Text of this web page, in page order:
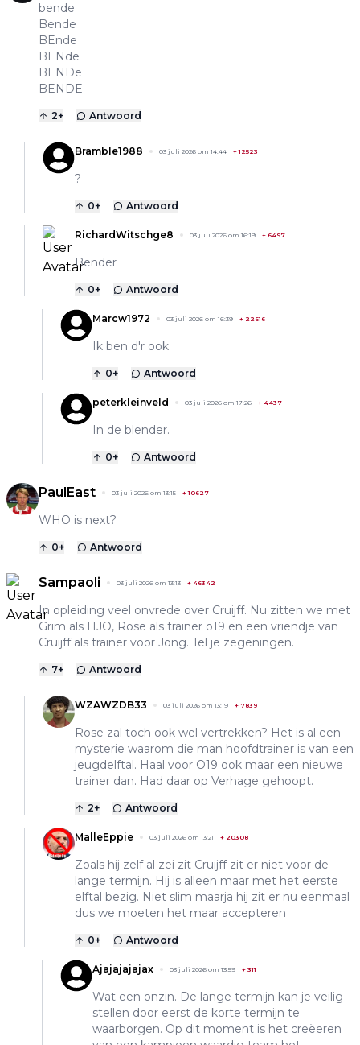
bende
Bende
BEnde
BENde
BENDe
BENDE
2+ Antwoord
Bramble1988 03 juli 2026 om 14:44 +12523
?
0+ Antwoord
RichardWitschge8 03 juli 2026 om 16:19 + 6497
Bender
0+ Antwoord
Marcw1972 03 juli 2026 om 16:39 + 22616
Ik ben d'r ook
0+ Antwoord
peterkleinveld 03 juli 2026 om 17:26 + 4437
In de blender.
0+ Antwoord
PaulEast 03 juli 2026 om 13:15 +10627
WHO is next?
0+ Antwoord
Sampaoli 03 juli 2026 om 13:13 + 46342
In opleiding veel onvrede over Cruijff. Nu zitten we met
Grim als HJO, Rose als trainer o19 en een vriendje van
Cruijff als trainer voor Jong. Tel je zegeningen.
7+ Antwoord
WZAWZDB33 03 juli 2026 om 13:19 + 7839
Rose zal toch ook wel vertrekken? Het is al een
mysterie waarom die man hoofdtrainer is van een
jeugdelftal. Haal voor O19 ook maar een nieuwe
trainer dan. Had daar op Verhage gehoopt.
2+ Antwoord
MalleEppie 03 juli 2026 om 13:21 + 20308
Zoals hij zelf al zei zit Cruijff zit er niet voor de
lange termijn. Hij is alleen maar met het eerste
elftal bezig. Niet slim maarja hij zit er nu eenmaal
dus we moeten het maar accepteren
0+ Antwoord
Ajajajajajax 03 juli 2026 om 13:59 + 311
Wat een onzin. De lange termijn kan je veilig
stellen door eerst de korte termijn te
waarborgen. Op dit moment is het creëeren